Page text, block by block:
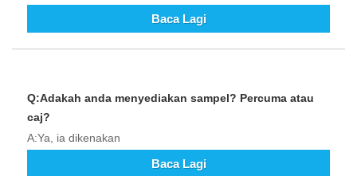
Baca Lagi
Q:Adakah anda menyediakan sampel? Percuma atau
caj?
A:Ya, ia dikenakan
Baca Lagi